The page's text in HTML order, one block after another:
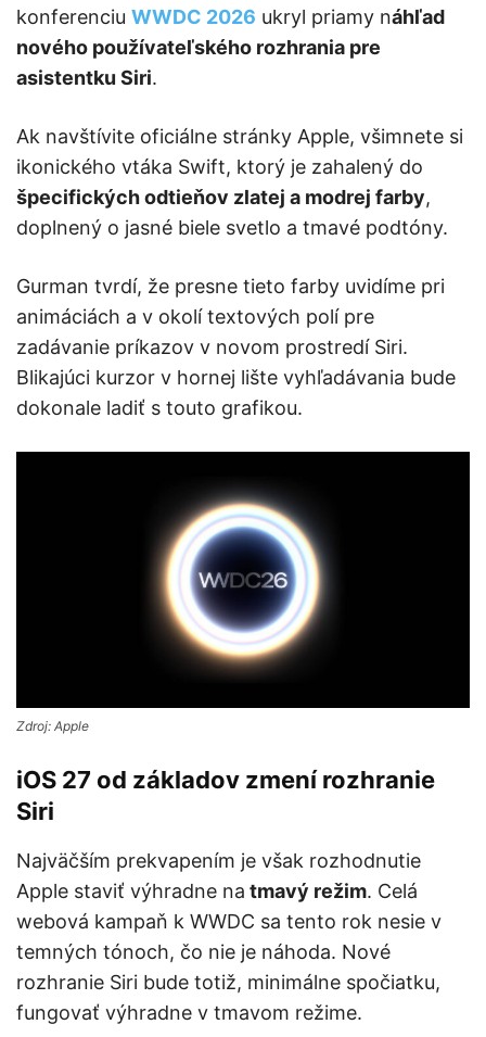
konferenciu WWDC 2026 ukryl priamy náhľad
nového používateľského rozhrania pre
asistentku Siri.
Ak navštívite oficiálne stránky Apple, všimnete si
ikonického vtáka Swift, ktorý je zahalený do
špecifických odtieňov zlatej a modrej farby,
doplnený o jasné biele svetlo a tmavé podtóny.
Gurman tvrdí, že presne tieto farby uvidíme pri
animáciách a v okolí textových polí pre
zadávanie príkazov v novom prostredí Siri.
Blikajúci kurzor v hornej lište vyhľadávania bude
dokonale ladiť s touto grafikou.
Zdroj: Apple
iOS 27 od základov zmení rozhranie
Siri
Najväčším prekvapením je však rozhodnutie
Apple staviť výhradne na tmavý režim. Celá
webová kampaň k WWDC sa tento rok nesie v
temných tónoch, čo nie je náhoda. Nové
rozhranie Siri bude totiž, minimálne spočiatku,
fungovať výhradne v tmavom režime.